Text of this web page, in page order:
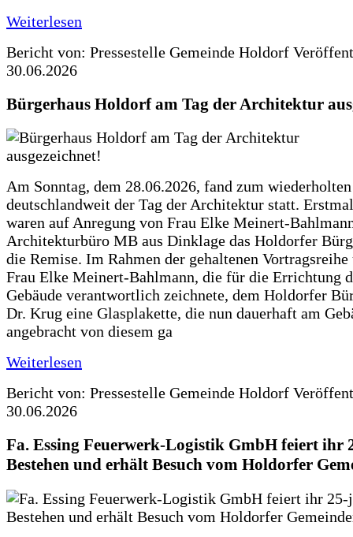
Weiterlesen
Bericht von: Pressestelle Gemeinde Holdorf
30.06.2026
Bürgerhaus Holdorf am Tag der Architektur
Am Sonntag, dem 28.06.2026, fand zum
deutschlandweit der Tag der Architektur statt.
waren auf Anregung von Frau Elke Meinert-
Architekturbüro MB aus Dinklage das Holdorfer
die Remise. Im Rahmen der gehaltenen
Frau Elke Meinert-Bahlmann, die für die Errichtung
Gebäude verantwortlich zeichnete, dem Holdorfer
Dr. Krug eine Glasplakette, die nun dauerhaft am
angebracht von diesem ga
Weiterlesen
Bericht von: Pressestelle Gemeinde Holdorf
30.06.2026
Fa. Essing Feuerwerk-Logistik GmbH feiert ihr
Bestehen und erhält Besuch vom Holdorfer